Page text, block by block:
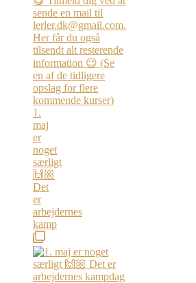
1.
maj
er
noget
særligt
🙌🏼
Det
er
arbejdernes
kamp